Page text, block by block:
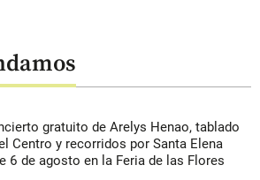
gratuito de Arelys Henao, tablado
Centro y recorridos por Santa Elena
6 de agosto en la Feria de las Flores